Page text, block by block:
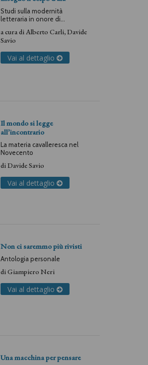
Studi sulla modernità
letteraria in onore di
a cura diAlberto Carli,Davide
Savio
Vai al dettaglio
Il mondo si legge
all’incontrario
La materia cavalleresca nel
Novecento
diDavide Savio
Vai al dettaglio
Non ci saremmo più rivisti
Antologia personale
diGiampiero Neri
Vai al dettaglio
Una macchina per pensare